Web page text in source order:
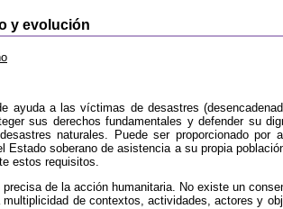
y evolución
ayuda a las víctimas de desastres
sus derechos fundamentales y defender su
naturales. Puede ser proporcionado
Estado soberano de asistencia a su propia
estos requisitos.
de la acción humanitaria. No existe un
de contextos, actividades, actores y